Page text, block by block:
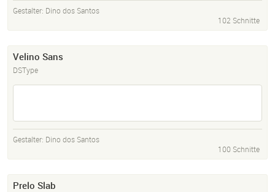
Gestalter: Dino dos Santos
102 Schnitte
Velino Sans
DSType
Gestalter: Dino dos Santos
100 Schnitte
Prelo Slab